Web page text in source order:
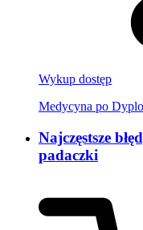
Wykup dostęp
Medycyna po
Najczęstsze
padaczki